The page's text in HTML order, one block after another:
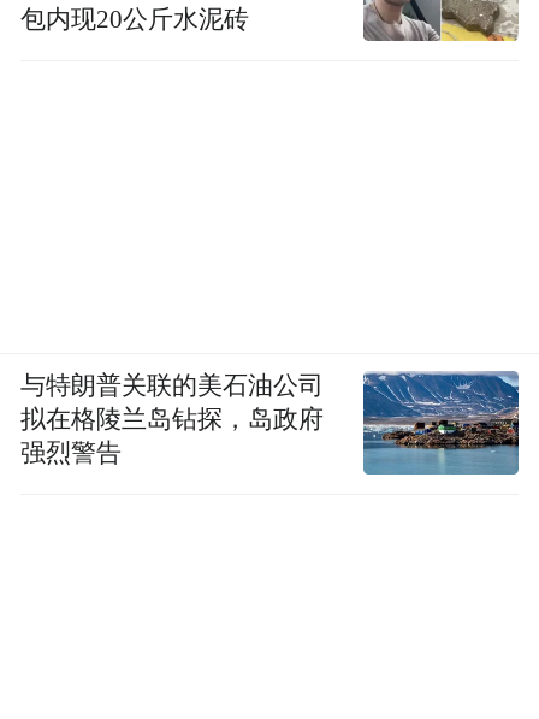
包内现20公斤水泥砖
与特朗普关联的美石油公司
拟在格陵兰岛钻探，岛政府
强烈警告